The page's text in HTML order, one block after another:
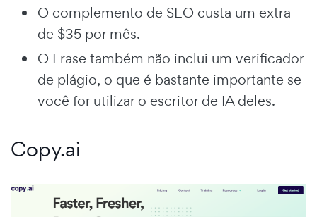
O complemento de SEO custa um extra
de $35 por mês.
O Frase também não inclui um verificador
de plágio, o que é bastante importante se
você for utilizar o escritor de IA deles.
Copy.ai